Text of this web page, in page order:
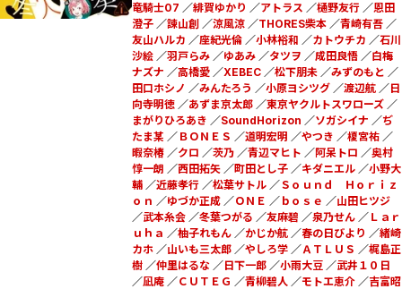
竜騎士07 ／緋賀ゆかり ／アトラス ／樋野友行／恩田
澄子／諫山創 ／涼風涼／THORES柴本／青崎有吾／
友山ハルカ ／座紀光倫／小林裕和 ／カトウチカ ／石川
沙絵／羽戸らみ／ゆあみ／タツヲ ／成田良悟／白梅
ナズナ ／高橋愛／XEBEC／松下朋未／みずのもと ／
田口ホシノ ／みんたろう ／小原ヨシツグ／渡辺航／日
向寺明徳／あずま京太郎／東京ヤクルトスワローズ／
まがりひろあき ／SoundHorizon ／ソガシイナ ／ぢ
たま某 ／ＢＯＮＥＳ ／道明宏明 ／やつき ／榎宮祐／
暇奈椿／クロ ／茨乃／青辺マヒト ／阿呆トロ ／奥村
惇一朗 ／西田拓矢／町田とし子／キダニエル／小野大
輔／近藤孝行／松葉サトル／Ｓｏｕｎｄ Ｈｏｒｉｚ
ｏｎ ／ゆづか正成／ＯＮＥ ／ｂｏｓｅ ／山田ヒツジ
／武本糸会／冬葉つがる ／友麻碧 ／泉乃せん／Ｌａｒ
ｕｈａ ／柚子れもん／かじか航／春の日びより ／緒崎
カホ／山いも三太郎／やしろ学／ＡＴＬＵＳ ／梶島正
樹／仲里はるな／日下一郎／小雨大豆／武井１０日
／凪庵／ＣＵＴＥＧ ／青柳碧人／モトエ恵介／吉富昭